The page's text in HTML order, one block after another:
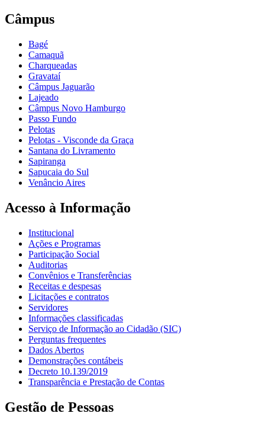
Câmpus
Bagé
Camaquã
Charqueadas
Gravataí
Câmpus Jaguarão
Lajeado
Câmpus Novo Hamburgo
Passo Fundo
Pelotas
Pelotas - Visconde da Graça
Santana do Livramento
Sapiranga
Sapucaia do Sul
Venâncio Aires
Acesso à Informação
Institucional
Ações e Programas
Participação Social
Auditorias
Convênios e Transferências
Receitas e despesas
Licitações e contratos
Servidores
Informações classificadas
Serviço de Informação ao Cidadão (SIC)
Perguntas frequentes
Dados Abertos
Demonstrações contábeis
Decreto 10.139/2019
Transparência e Prestação de Contas
Gestão de Pessoas